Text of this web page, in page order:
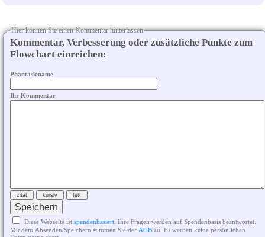
Hier können Sie einen Kommentar hinterlassen
Kommentar, Verbesserung oder zusätzliche Punkte zum
Flowchart einreichen:
Phantasiename
Ihr Kommentar
Diese Webseite ist spendenbasiert. Ihre Fragen werden auf Spendenbasis beantwortet.
Mit dem Absenden/Speichern stimmen Sie der AGBzu. Es werden keine persönlichen